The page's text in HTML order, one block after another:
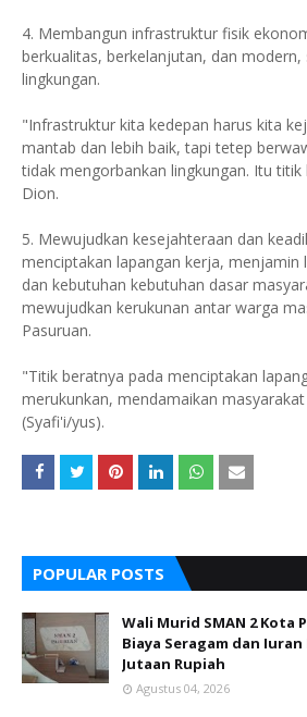
4. Membangun infrastruktur fisik
berkualitas, berkelanjutan, dan
lingkungan.
"Infrastruktur kita kedepan harus kita
mantab dan lebih baik, tapi tetep
tidak mengorbankan lingkungan. Itu
Dion.
5. Mewujudkan kesejahteraan dan
menciptakan lapangan kerja, menjamin
dan kebutuhan kebutuhan dasar
mewujudkan kerukunan antar warga
Pasuruan.
"Titik beratnya pada menciptakan
merukunkan, mendamaikan
(Syafi'i/yus).
POPULAR POSTS
Wali Murid SMAN 2 Kota
Biaya Seragam dan
Jutaan Rupiah
Agustus 04, 2026